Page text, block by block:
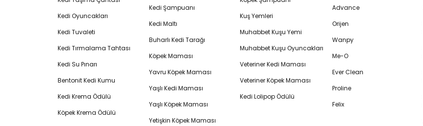
Kedi Oyuncakları
Kedi Tuvaleti
Kedi Tırmalama Tahtası
Kedi Su Pınarı
Bentonit Kedi Kumu
Kedi Krema Ödülü
Köpek Krema Ödülü
Kedi Şampuanı
Kedi Maltı
Buharlı Kedi Tarağı
Köpek Maması
Yavru Köpek Maması
Yaşlı Kedi Maması
Yaşlı Köpek Maması
Yetişkin Köpek Maması
Kuş Yemleri
Muhabbet Kuşu Yemi
Muhabbet Kuşu Oyuncakları
Veteriner Kedi Maması
Veteriner Köpek Maması
Kedi Lolipop Ödülü
Advance
Orijen
Wanpy
Me-O
Ever Clean
Proline
Felix